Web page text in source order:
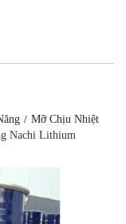
Mỡ Chịu Nhiệt
Nachi Lithium